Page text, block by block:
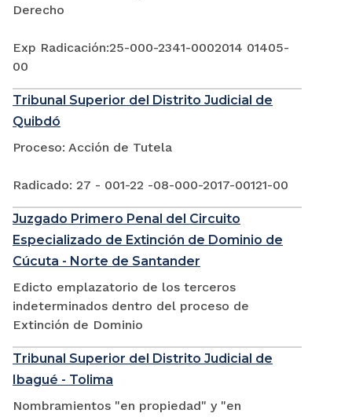
Derecho
Exp Radicación:25-000-2341-0002014 01405-
00
Tribunal Superior del Distrito Judicial de
Quibdó
Proceso: Acción de Tutela
Radicado: 27 - 001-22 -08-000-2017-00121-00
Juzgado Primero Penal del Circuito
Especializado de Extinción de Dominio de
Cúcuta - Norte de Santander
Edicto emplazatorio de los terceros
indeterminados dentro del proceso de
Extinción de Dominio
Tribunal Superior del Distrito Judicial de
Ibagué - Tolima
Nombramientos "en propiedad" y "en